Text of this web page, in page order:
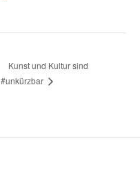
Kunst und Kultur sind
#unkürzbar